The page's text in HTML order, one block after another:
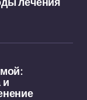
лечения
и